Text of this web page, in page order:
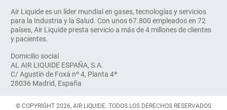
Air Liquide es un líder mundial en gases, tecnologías y servicios
para la Industria y la Salud. Con unos 67.800 empleados en 72
países, Air Liquide presta servicio a más de 4 millones de clientes
y pacientes.
Domicilio social
AL AIR LIQUIDE ESPAÑA, S.A.
C/ Agustín de Foxá nº 4, Planta 4ª
28036 Madrid, España
© COPYRIGHT 2026, AIR LIQUIDE. TODOS LOS DERECHOS RESERVADOS